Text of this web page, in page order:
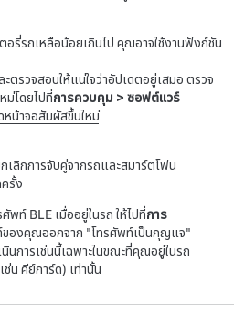
อรี่รถเหลือน้อยเกินไป คุณอาจใช้งานฟังก์ชัน
รวจสอบให้แน่ใจว่าอัปเดตอยู่เสมอ ตรวจ
ม่โดยไปที่การควบคุม > ซอฟต์แวร์
หน้าจอสัมผัสขึ้นใหม่
เลิกการจับคู่จากรถและสมาร์ตโฟน
รั้ง
ท์ BLE เมื่ออยู่ในรถ ให้ไปที่การ
ของคุณออกจาก "โทรศัพท์เป็นกุญแจ"
นการเช่นนี้เฉพาะในขณะที่คุณอยู่ในรถ
น คีย์การ์ด) เท่านั้น